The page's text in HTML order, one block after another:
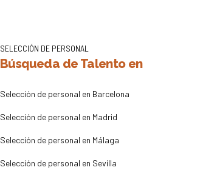
SELECCIÓN DE PERSONAL
Búsqueda de Talento en
Selección de personal en Barcelona
Selección de personal en Madrid
Selección de personal en Málaga
Selección de personal en Sevilla